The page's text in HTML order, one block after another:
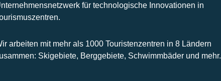
für technologische Innovationen in
arbeiten mit mehr als 1000 Touristenzentren in 8 Ländern
Skigebiete, Berggebiete, Schwimmbäder und mehr.